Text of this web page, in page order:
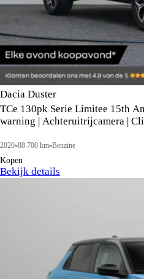
Dacia Duster
TCe 130pk Serie Limitee 15th
warning | Achteruitrijcamera |
2020 88.700 km Benzine
Kopen
Bekijk details